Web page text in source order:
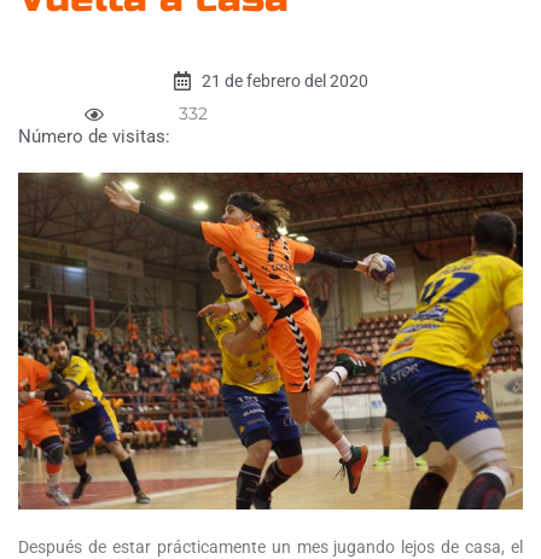
21 de febrero del 2020
Número de visitas:
332
Después de estar prácticamente un mes jugando lejos de casa, el